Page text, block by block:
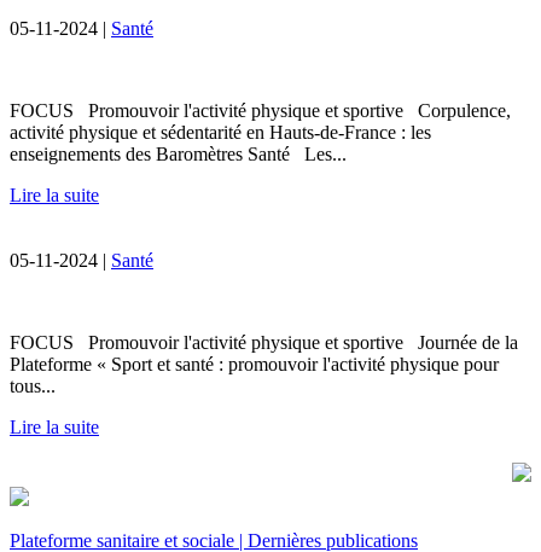
05-11-2024 | Santé
FOCUS Promouvoir l'activité physique et sportive Corpulence,
activité physique et sédentarité en Hauts-de-France : les
enseignements des Baromètres Santé Les...
Lire la suite
05-11-2024 | Santé
FOCUS Promouvoir l'activité physique et sportive Journée de la
Plateforme « Sport et santé : promouvoir l'activité physique pour
tous...
Lire la suite
Plateforme sanitaire et sociale | Dernières publications